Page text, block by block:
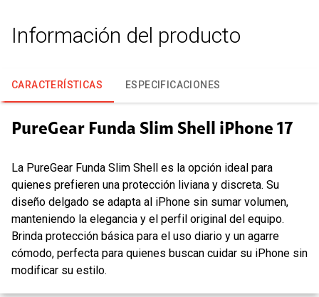
Información del producto
CARACTERÍSTICAS ESPECIFICACIONES
PureGear Funda Slim Shell iPhone 17
La PureGear Funda Slim Shell es la opción ideal para
quienes prefieren una protección liviana y discreta. Su
diseño delgado se adapta al iPhone sin sumar volumen,
manteniendo la elegancia y el perfil original del equipo.
Brinda protección básica para el uso diario y un agarre
cómodo, perfecta para quienes buscan cuidar su iPhone sin
modificar su estilo.